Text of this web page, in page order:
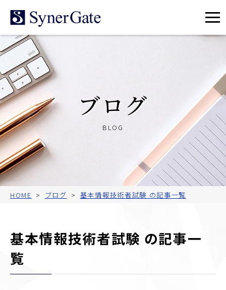
メ
ュ
ブログ
BLOG
HOME ブログ 基本情報技術者試験 の記事一覧
基本情報技術者試験 の記事一
覧